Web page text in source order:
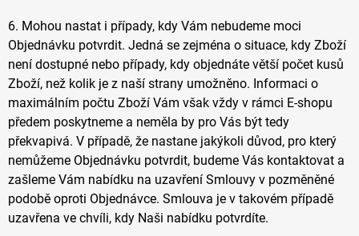
6. Mohou nastat i případy, kdy Vám nebudeme moci
Objednávku potvrdit. Jedná se zejména o situace, kdy Zboží
není dostupné nebo případy, kdy objednáte větší počet kusů
Zboží, než kolik je z naší strany umožněno. Informaci o
maximálním počtu Zboží Vám však vždy v rámci E-shopu
předem poskytneme a neměla by pro Vás být tedy
překvapivá. V případě, že nastane jakýkoli důvod, pro který
nemůžeme Objednávku potvrdit, budeme Vás kontaktovat a
zašleme Vám nabídku na uzavření Smlouvy v pozměněné
podobě oproti Objednávce. Smlouva je v takovém případě
uzavřena ve chvíli, kdy Naši nabídku potvrdíte.